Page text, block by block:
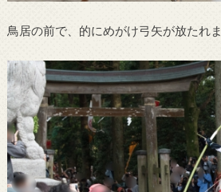
鳥居の前で、的にめがけ弓矢が放たれま